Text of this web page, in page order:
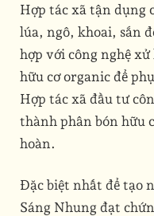
Hợp tác xã tận dụng
lúa, ngô, khoai, sắn
hợp với công nghệ
hữu cơ organic để
Hợp tác xã đầu tư
thành phân bón hữu
hoàn.
Đặc biệt nhất để tạo
Sáng Nhung đạt